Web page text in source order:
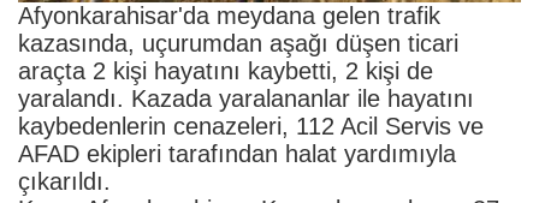
Afyonkarahisar'da meydana gelen trafik
kazasında, uçurumdan aşağı düşen ticari
araçta 2 kişi hayatını kaybetti, 2 kişi de
yaralandı. Kazada yaralananlar ile hayatını
kaybedenlerin cenazeleri, 112 Acil Servis ve
AFAD ekipleri tarafından halat yardımıyla
çıkarıldı.